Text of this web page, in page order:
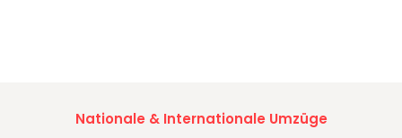
Nationale & Internationale Umzüge